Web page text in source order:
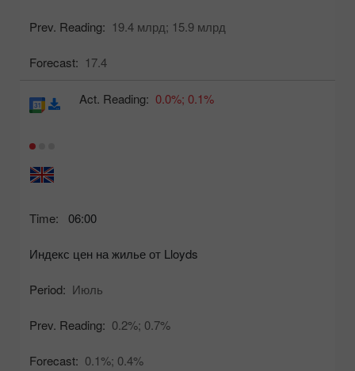
Prev. Reading: 19.4 млрд; 15.9 млрд
Forecast: 17.4
Time: 06:00
Индекс цен на жилье от Lloyds
Period: Июль
Prev. Reading: 0.2%; 0.7%
Forecast: 0.1%; 0.4%
Act. Reading: 0.0%; 0.1%